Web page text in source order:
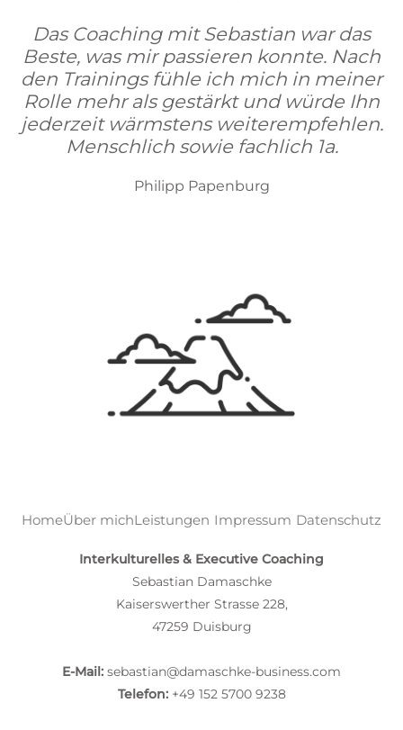
Das Coaching mit Sebastian war das
Beste, was mir passieren konnte. Nach
den Trainings fühle ich mich in meiner
Rolle mehr als gestärkt und würde Ihn
jederzeit wärmstens weiterempfehlen.
Menschlich sowie fachlich 1a.
Philipp Papenburg
HomeÜber michLeistungen Impressum Datenschutz
Interkulturelles & Executive Coaching
Sebastian Damaschke
Kaiserswerther Strasse 228,
47259 Duisburg
E-Mail: sebastian@damaschke-business.com
Telefon:+49 152 5700 9238